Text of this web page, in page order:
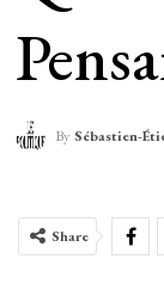
By Sébastien-
Share